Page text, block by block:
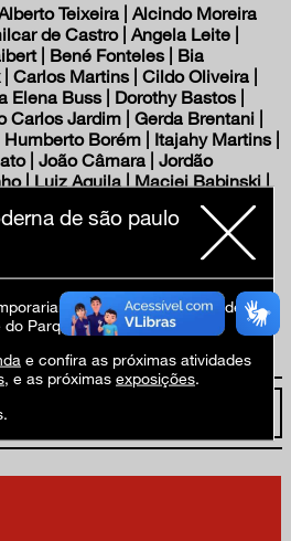
Teixeira | Alcindo Moreira
de Castro | Angela Leite |
| Bené Fonteles | Bia
Carlos Martins | Cildo Oliveira |
Elena Buss | Dorothy Bastos |
Carlos Jardim | Gerda Brentani |
Borém | Itajahy Martins |
| João Câmara | Jordão
| Luiz Aquila | Maciej Babinski |
| Maria Bonomi | Maria
Gruber | Mauricio Coutinho |
DaSilva | Otavio Roth |
Garcez | Percival Tirapelli |
Silveira | Rubens Matuck |
Takashi Fukushima | Thomaz
| Valdir Sarubbi | Zivé
da exposição
de são paulo
fechada em virtude
Parque Ibirapuera.
e confira as próximas atividades
, e as próximas exposições.